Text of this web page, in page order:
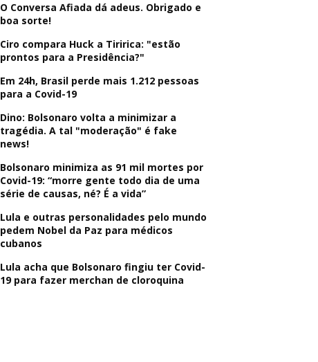
O Conversa Afiada dá adeus. Obrigado e
boa sorte!
Ciro compara Huck a Tiririca: "estão
prontos para a Presidência?"
Em 24h, Brasil perde mais 1.212 pessoas
para a Covid-19
Dino: Bolsonaro volta a minimizar a
tragédia. A tal "moderação" é fake
news!
Bolsonaro minimiza as 91 mil mortes por
Covid-19: “morre gente todo dia de uma
série de causas, né? É a vida”
Lula e outras personalidades pelo mundo
pedem Nobel da Paz para médicos
cubanos
Lula acha que Bolsonaro fingiu ter Covid-
19 para fazer merchan de cloroquina